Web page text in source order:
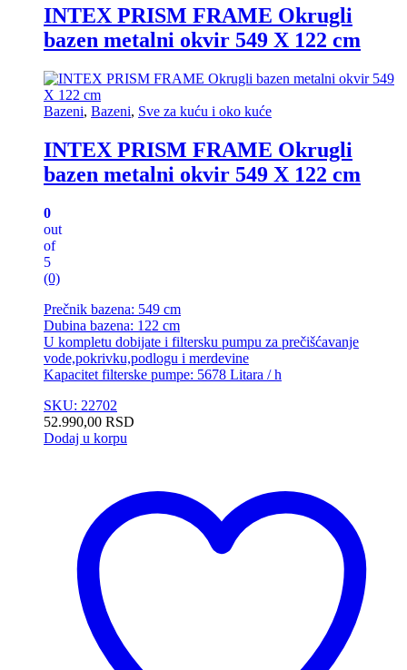
INTEX PRISM FRAME Okrugli
bazen metalni okvir 549 X 122 cm
Bazeni, Bazeni, Sve za kuću i oko kuće
INTEX PRISM FRAME Okrugli
bazen metalni okvir 549 X 122 cm
0
out
of
5
(0)
Prečnik bazena: 549 cm
Dubina bazena: 122 cm
U kompletu dobijate i filtersku pumpu za prečišćavanje
vode,pokrivku,podlogu i merdevine
Kapacitet filterske pumpe: 5678 Litara / h
SKU: 22702
52.990,00 RSD
Dodaj u korpu